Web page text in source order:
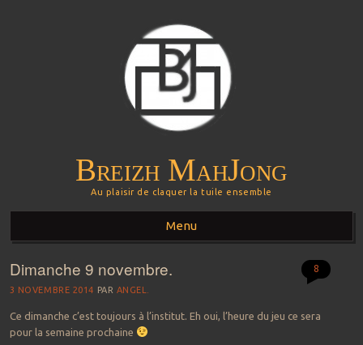
Breizh MahJong
Au plaisir de claquer la tuile ensemble
Menu
Aller au contenu principal
Dimanche 9 novembre.
3 NOVEMBRE 2014 PAR ANGEL.
8
Ce dimanche c’est toujours à l’institut. Eh oui, l’heure du jeu ce sera
pour la semaine prochaine